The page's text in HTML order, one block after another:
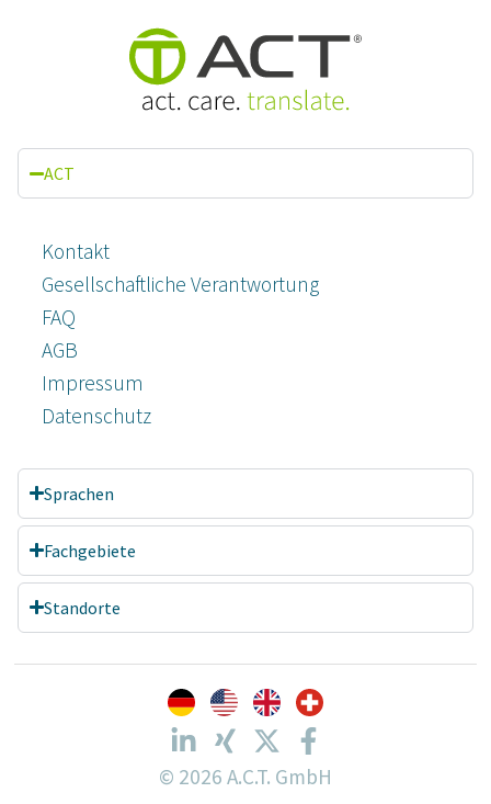
ACT
Kontakt
Gesellschaftliche Verantwortung
FAQ
AGB
Impressum
Datenschutz­
Sprachen
Fachgebiete
Standorte
© 2026 A.C.T. GmbH